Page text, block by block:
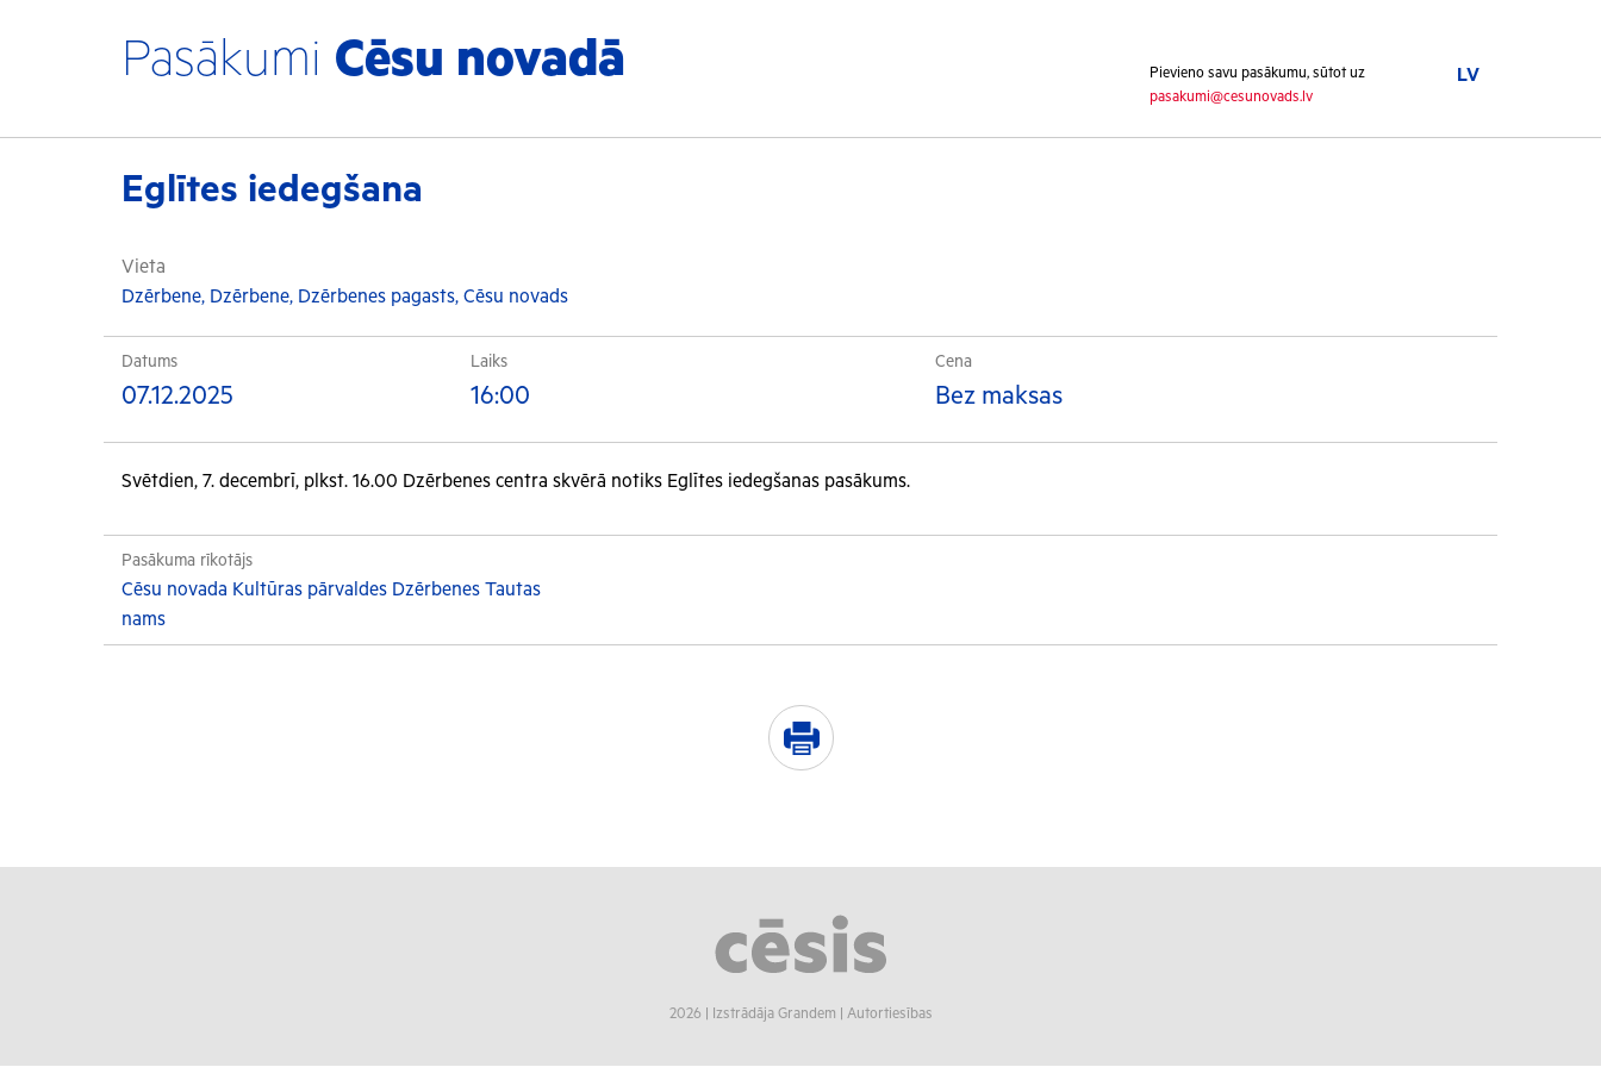
Pasākumi Cēsu novadā LV
Pievieno savu pasākumu, sūtot uz
pasakumi@cesunovads.lv
Eglītes iedegšana
Vieta
Dzērbene, Dzērbene, Dzērbenes pagasts, Cēsu novads
Datums
07.12.2025
Laiks
16:00
Cena
Bez maksas
Svētdien, 7. decembrī, plkst. 16.00 Dzērbenes centra skvērā notiks Eglītes iedegšanas pasākums.
Pasākuma rīkotājs
Cēsu novada Kultūras pārvaldes Dzērbenes Tautas
nams
2026 | Izstrādāja Grandem Autortiesības